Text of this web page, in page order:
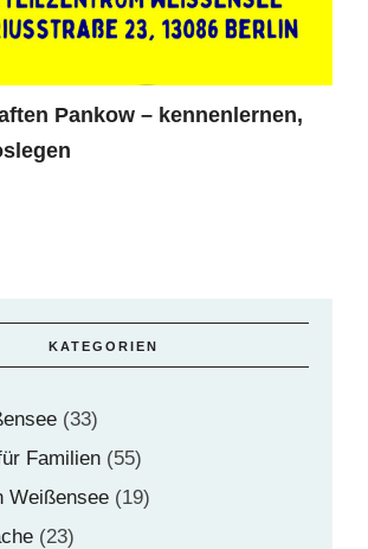
Pankow – kennenlernen,
KATEGORIEN
(33)
Familien (55)
Weißensee (19)
(23)